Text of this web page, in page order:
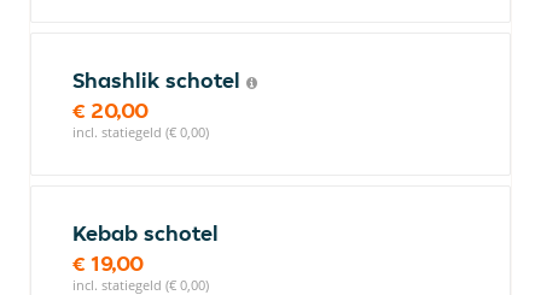
Shashlik schotel
€ 20,00
incl. statiegeld (€ 0,00)
Kebab schotel
€ 19,00
incl. statiegeld (€ 0,00)